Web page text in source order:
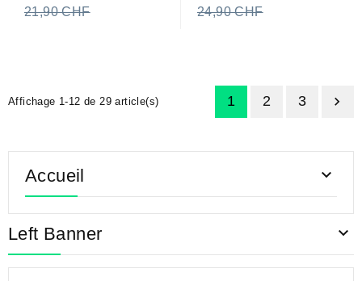
21,90 CHF 24,90 CHF
Affichage 1-12 de 29 article(s) 1 2 3 
Accueil 
Left Banner 